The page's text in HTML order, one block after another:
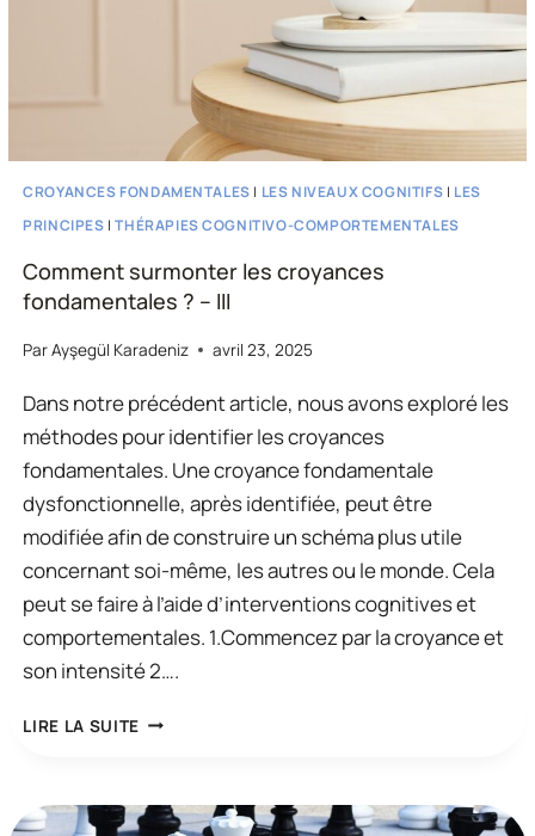
CROYANCES FONDAMENTALES | LES NIVEAUX COGNITIFS | LES
PRINCIPES |THÉRAPIES COGNITIVO-COMPORTEMENTALES
Comment surmonter les croyances
fondamentales ? – III
ParAyşegül Karadeniz avril 23, 2025
Dans notre précédent article, nous avons exploré les
méthodes pour identifier les croyances
fondamentales. Une croyance fondamentale
dysfonctionnelle, après identifiée, peut être
modifiée afin de construire un schéma plus utile
concernant soi-même, les autres ou le monde. Cela
peut se faire à l’aide d’interventions cognitives et
comportementales. 1.Commencez par la croyance et
son intensité 2….
LIRE LA SUITE COMMENT
CROYANCES